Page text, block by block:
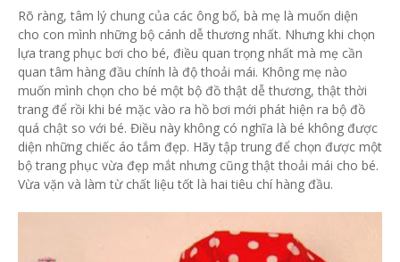
Rõ ràng, tâm lý chung của các ông bố, bà mẹ là muốn diện
cho con mình những bộ cánh dễ thương nhất. Nhưng khi chọn
lựa trang phục bơi cho bé, điều quan trọng nhất mà mẹ cần
quan tâm hàng đầu chính là độ thoải mái. Không mẹ nào
muốn mình chọn cho bé một bộ đồ thật dễ thương, thật thời
trang để rồi khi bé mặc vào ra hồ bơi mới phát hiện ra bộ đồ
quá chật so với bé. Điều này không có nghĩa là bé không được
diện những chiếc áo tắm đẹp. Hãy tập trung để chọn được một
bộ trang phục vừa đẹp mắt nhưng cũng thật thoải mái cho bé.
Vừa vặn và làm từ chất liệu tốt là hai tiêu chí hàng đầu.